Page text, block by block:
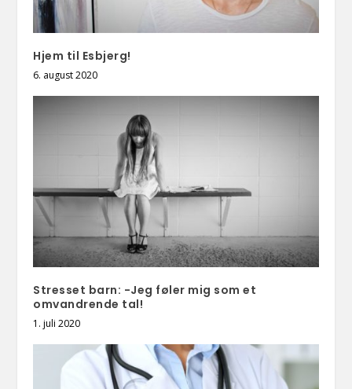
Hjem til Esbjerg!
6. august 2020
Stresset barn: -Jeg føler mig som et
omvandrende tal!
1. juli 2020